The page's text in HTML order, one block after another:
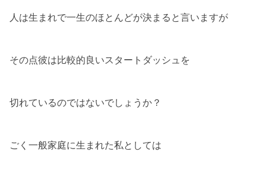
人は生まれで一生のほとんどが決まると言いますが
その点彼は比較的良いスタートダッシュを
切れているのではないでしょうか？
ごく一般家庭に生まれた私としては